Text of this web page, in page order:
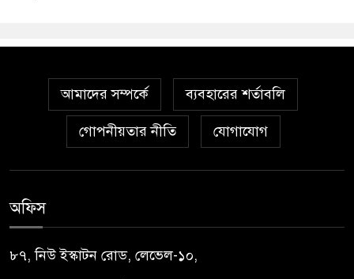
আমাদের সম্পর্কে ব্যবহারের শর্তাবলি
গোপনীয়তার নীতি যোগাযোগ
অফিস
৮৭, নিউ ইস্কাটন রোড, লেভেল-১০,